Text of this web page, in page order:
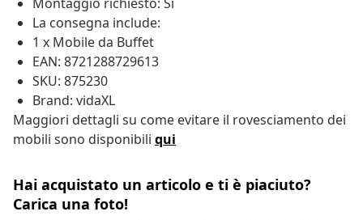
La consegna include:
1 x Mobile da Buffet
EAN: 8721288729613
SKU: 875230
Brand: vidaXL
Maggiori dettagli su come evitare il rovesciamento dei
mobili sono disponibili qui
Hai acquistato un articolo e ti è piaciuto?
Carica una foto!